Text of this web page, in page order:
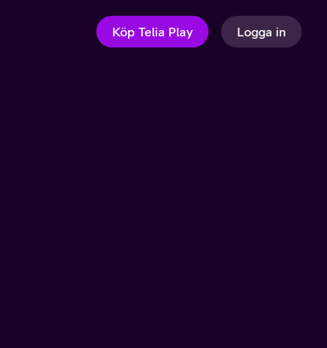
Köp Telia Play Logga in